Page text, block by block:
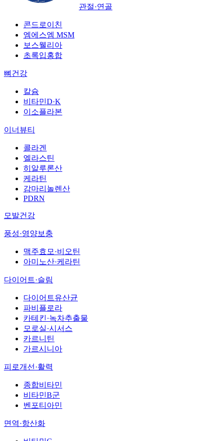
관절·연골
콘드로이친
엠에스엠 MSM
보스웰리아
초록입홍합
뼈건강
칼슘
비타민D·K
이소플라본
이너뷰티
콜라겐
엘라스틴
히알루론산
케라틴
감마리놀렌산
PDRN
모발건강
풍성·영양보충
맥주효모·비오틴
아미노산·케라틴
다이어트·슬림
다이어트유산균
파비플로라
카테킨·녹차추출물
모로실·시서스
카르니틴
가르시니아
피로개선·활력
종합비타민
비타민B군
벤포티아민
면역·항산화